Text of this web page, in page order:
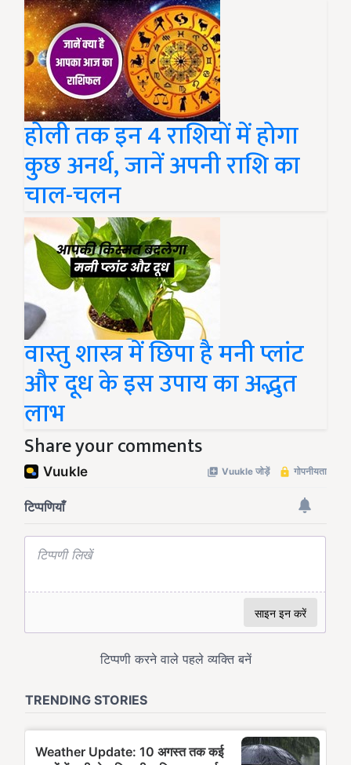
होली तक इन 4 राशियों में होगा
कुछ अनर्थ, जानें अपनी राशि का
चाल-चलन
वास्तु शास्त्र में छिपा है मनी प्लांट
और दूध के इस उपाय का अद्भुत
लाभ
Share your comments